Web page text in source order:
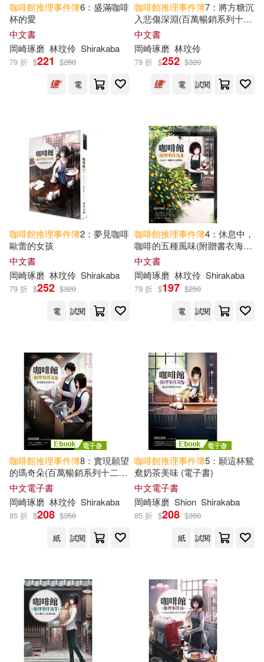
電子書 (可複選)
適合手機平板閱讀(8)
現在可購買商品(16)
價格
範圍
咖啡館推理事件簿6：盛滿咖啡
杯的愛
中文書
岡崎琢磨 林玟伶 Shirakaba
79 折 $221 $280
電
咖啡館推理事件簿7：將方糖沉
入悲傷深淵(百萬暢銷系列十週
年最新續集)
中文書
岡崎琢磨 林玟伶
79 折 $252 $320
電
試閱
咖啡館推理事件簿2：夢見咖啡
歐蕾的女孩
中文書
岡崎琢磨 林玟伶 Shirakaba
79 折 $252 $320
電
試閱
咖啡館推理事件簿4：休息中，
咖啡的五種風味(附贈書衣海報
「充滿咖啡香的每一天」)
中文書
岡崎琢磨 林玟伶 Shirakaba
79 折 $197 $250
電
試閱
咖啡館推理事件簿8：實現願望
的瑪奇朵(百萬暢銷系列十二週
年最新續集) (電子書)
中文電子書
岡崎琢磨 林玟伶 Shirakaba
85 折 $208 $350
紙
試閱
咖啡館推理事件簿5：願這杯鴛
鴦奶茶美味 (電子書)
中文電子書
岡崎琢磨 Shion Shirakaba
85 折 $208 $350
紙
試閱